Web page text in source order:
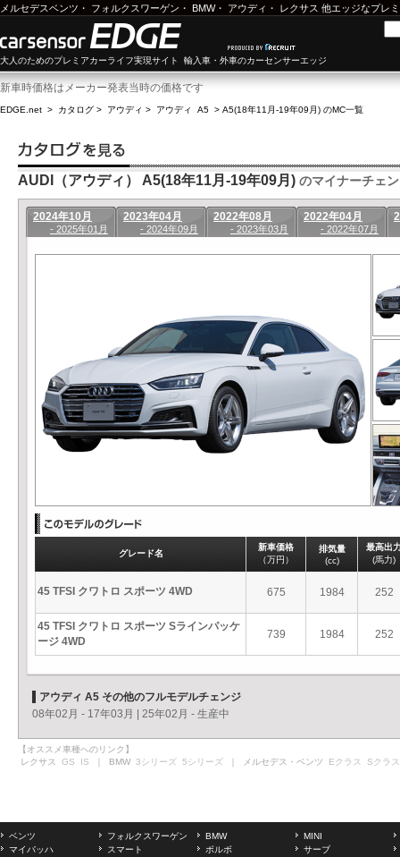
メルセデスベンツ ・ フォルクスワーゲン ・ BMW・ アウディ ・ レクサス 他エッジなプレ
大人のためのプレミアカーライフ実現サイト 輸入車・外車のカーセンサーエッジ
新車時価格はメーカー発表当時の価格です
EDGE.net > カタログ > アウディ > アウディ A5 > A5(18年11月-19年09月) のMC一覧
AUDI（アウディ） A5(18年11月-19年09月) のマイナーチェ
2024年10月
- 2025年01月
2023年04月
- 2024年09月
2022年08月
- 2023年03月
2022年04月
- 2022年07月
グレード名
新車価格
（万円）
排気量
(cc)
最高出
(馬力)
45 TFSI クワトロ スポーツ 4WD 675 1984 252
45 TFSI クワトロ スポーツ Sラインパッケ
ージ 4WD
739 1984 252
アウディ A5 その他のフルモデルチェンジ
08年02月 - 17年03月
25年02月 - 生産中
【オススメ車種へのリンク】
レクサス GS IS ｜ BMW 3シリーズ 5シリーズ ｜ メルセデス・ベンツ Eクラス Sクラス
ベンツ フォルクスワーゲン BMW
MINI
マイバッハ
スマート ボルボ
サーブ